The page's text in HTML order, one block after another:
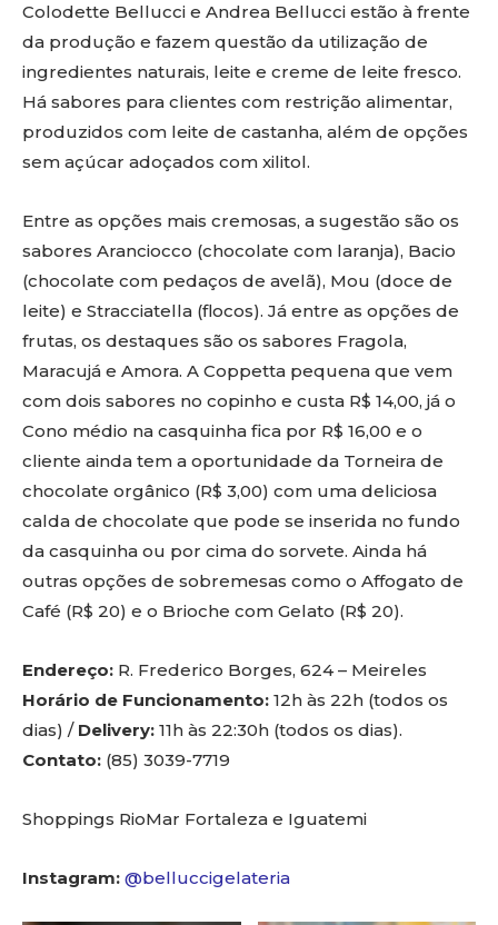
Colodette Bellucci e Andrea Bellucci estão à frente
da produção e fazem questão da utilização de
ingredientes naturais, leite e creme de leite fresco.
Há sabores para clientes com restrição alimentar,
produzidos com leite de castanha, além de opções
sem açúcar adoçados com xilitol.
Entre as opções mais cremosas, a sugestão são os
sabores Aranciocco (chocolate com laranja), Bacio
(chocolate com pedaços de avelã), Mou (doce de
leite) e Stracciatella (flocos). Já entre as opções de
frutas, os destaques são os sabores Fragola,
Maracujá e Amora. A Coppetta pequena que vem
com dois sabores no copinho e custa R$ 14,00, já o
Cono médio na casquinha fica por R$ 16,00 e o
cliente ainda tem a oportunidade da Torneira de
chocolate orgânico (R$ 3,00) com uma deliciosa
calda de chocolate que pode se inserida no fundo
da casquinha ou por cima do sorvete. Ainda há
outras opções de sobremesas como o Affogato de
Café (R$ 20) e o Brioche com Gelato (R$ 20).
Endereço: R. Frederico Borges, 624 – Meireles
Horário de Funcionamento: 12h às 22h (todos os
dias) / Delivery: 11h às 22:30h (todos os dias).
Contato: (85) 3039-7719
Shoppings RioMar Fortaleza e Iguatemi
Instagram: @belluccigelateria